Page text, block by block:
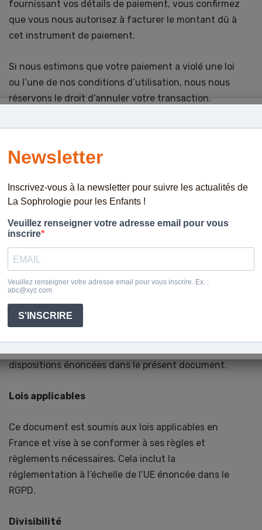
fournissant vos détails de paiement, vous confirmez
que vous nous autorisez à facturer le montant dû à
cet instrument de paiement.
Si nous estimons que votre paiement a violé une loi
ou l’une de nos conditions d’utilisation, nous nous
réservons le droit d’annuler votre transaction.
Limitation de responsabilité
Sarah Nédélec sera tenue responsable de tout
Nédélec ne sera pas tenue responsable de tout
problème découlant de toute utilisation irrégulière de
ce site.
Indemnité
En tant qu’utilisateur, vous indemnisez par les
présentes Sarah Nédélec de toute responsabilité, de
tout coût, de toute cause d’action, de tout dommage
dispositions énoncées dans le présent document.
Lois applicables
Ce document est soumis aux lois applicables en
France et vise à se conformer à ses règles et
règlements nécessaires. Cela inclut la
réglementation à l’échelle de l’UE énoncée dans le
RGPD.
Divisibilité